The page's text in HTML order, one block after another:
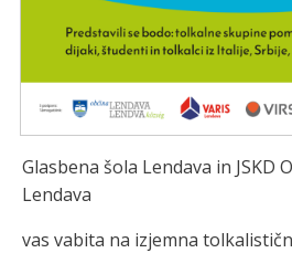
Glasbena šola Lendava in JSKD
Lendava
vas vabita na izjemna